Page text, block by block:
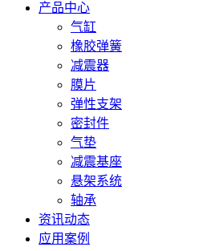
产品中心
气缸
橡胶弹簧
减震器
膜片
弹性支架
密封件
气垫
减震基座
悬架系统
轴承
资讯动态
应用案例